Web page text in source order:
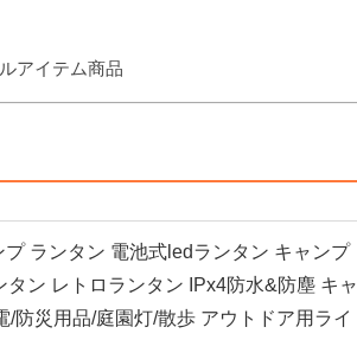
アイテム商品
ランタン 電池式ledランタン キャンプ
ン レトロランタン IPx4防水&防塵 キャ
/防災用品/庭園灯/散歩 アウトドア用ライ